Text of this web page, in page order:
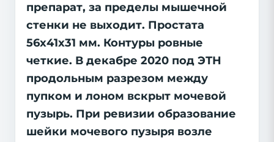
препарат, за пределы мышечной
стенки не выходит. Простата
56х41х31 мм. Контуры ровные
четкие. В декабре 2020 под ЭТН
продольным разрезом между
пупком и лоном вскрыт мочевой
пузырь. При ревизии образование
шейки мочевого пузыря возле